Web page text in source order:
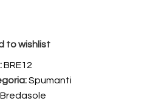
to wishlist
BRE12
Spumanti
Bredasole